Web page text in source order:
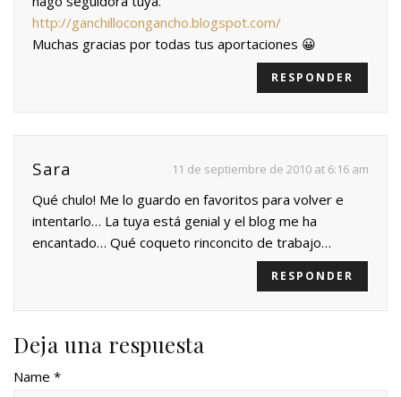
http://ganchillocongancho.blogspot.com/
Muchas gracias por todas tus aportaciones 😀
RESPONDER
Sara 11 de septiembre de 2010 at 6:16 am
Qué chulo! Me lo guardo en favoritos para volver e
intentarlo… La tuya está genial y el blog me ha
encantado… Qué coqueto rinconcito de trabajo…
RESPONDER
Deja una respuesta
Name *